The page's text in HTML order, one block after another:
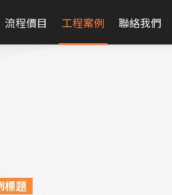
流程價目 工程案例 聯絡我們
標題